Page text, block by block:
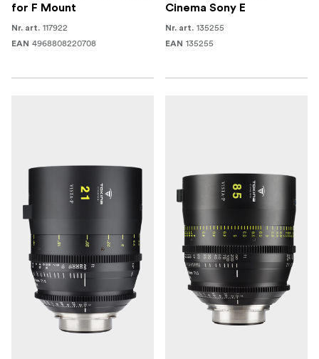
for F Mount
Nr. art. 117922
EAN 4968808220708
Cinema Sony E
Nr. art. 135255
EAN 135255